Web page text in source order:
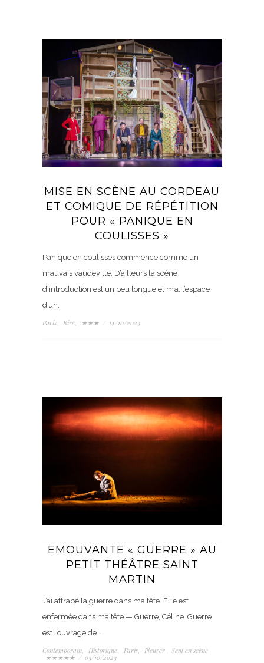
MISE EN SCÈNE AU CORDEAU
ET COMIQUE DE RÉPÉTITION
POUR « PANIQUE EN
COULISSES »
Panique en coulisses commence comme un
mauvais vaudeville. D’ailleurs la scène
d’introduction est un peu longue et m’a, l’espace
d’un…
Paris, Rire, ★★★ / 14/10/2023
EMOUVANTE « GUERRE » AU
PETIT THÉÂTRE SAINT
MARTIN
J’ai attrapé la guerre dans ma tête. Elle est
enfermée dans ma tête — Guerre, Céline Guerre
est l’ouvrage de…
Contemporain, Historique, Paris, Pleurer, Seul en scène,
★★★★★ / 03/10/2023